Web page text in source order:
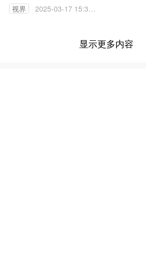
视界
2025-03-17 15:32:
显示更多内容